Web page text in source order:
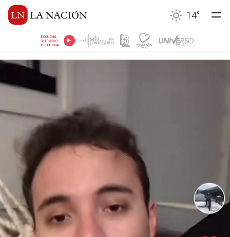
14°
ESCUCHÁ
TU RADIO
PREFERIDA